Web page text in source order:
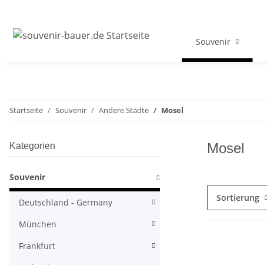
Souvenir
Startseite Souvenir Andere Städte Mosel
Mosel
Sortierung
Kategorien
Souvenir
Deutschland - Germany
München
Frankfurt